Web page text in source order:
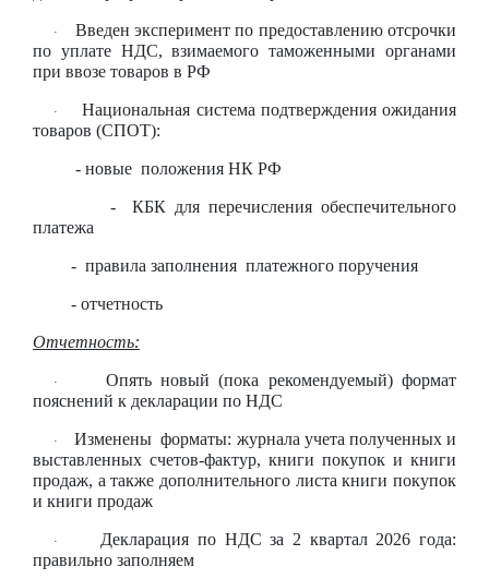
·
Введен эксперимент по предоставлению отсрочки
по уплате НДС, взимаемого таможенными органами
при ввозе товаров в РФ
·
Национальная система подтверждения ожидания
товаров (СПОТ):
- новые положения НК РФ
- КБК для перечисления обеспечительного
платежа
- правила заполнения платежного поручения
- отчетность
Отчетность:
·
Опять новый (пока рекомендуемый) формат
пояснений к декларации по НДС
·
Изменены форматы: журнала учета полученных и
выставленных счетов-фактур, книги покупок и книги
продаж, а также дополнительного листа книги покупок
и книги продаж
·
Декларация по НДС за 2 квартал 2026 года:
правильно заполняем